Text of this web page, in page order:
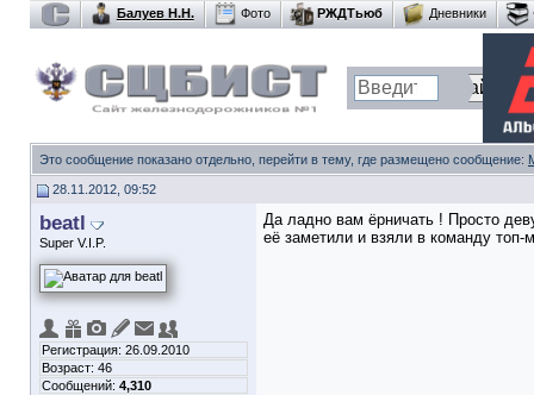
Балуев Н.Н. Фото РЖДТьюб Дневники
Это сообщение показано отдельно, перейти в тему, где размещено сообщение:
28.11.2012, 09:52
beatl
Super V.I.P.
Регистрация: 26.09.2010
Возраст: 46
Сообщений: 4,310
Да ладно вам ёрничать ! Просто
её заметили и взяли в команду